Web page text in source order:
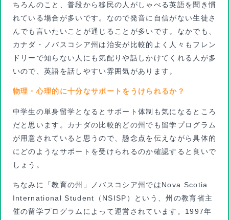
ちろんのこと、普段から移民の人がしゃべる英語を聞き慣
れている場合が多いです。なので発音に自信がない生徒さ
んでも言いたいことが通じることが多いです。なかでも、
カナダ・ノバスコシア州は治安が比較的よく人々もフレン
ドリーで知らない人にも気配りや話しかけてくれる人が多
いので、英語を話しやすい雰囲気があります。
物理・心理的に十分なサポートをうけられるか？
中学生の単身留学となるとサポート体制も気になるところ
だと思います。カナダの比較的どの州でも留学プログラム
が用意されていると思うので、懸念点を伝えながら具体的
にどのようなサポートを受けられるのか確認すると良いで
しょう。
ちなみに「教育の州」ノバスコシア州ではNova Scotia
International Student（NSISP）という、州の教育省主
催の留学プログラムによって運営されています。1997年